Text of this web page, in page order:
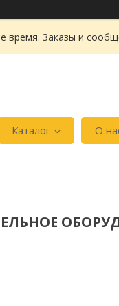
время. Заказы и
Каталог О